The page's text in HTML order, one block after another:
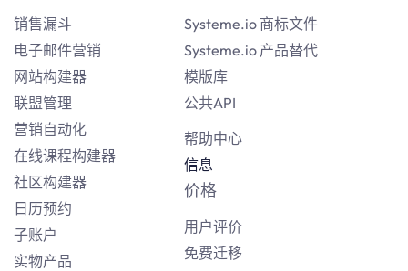
销售漏斗
电子邮件营销
网站构建器
联盟管理
营销自动化
在线课程构建器
社区构建器
日历预约
子账户
实物产品
Systeme.io 商标文件
Systeme.io 产品替代
模版库
公共API
帮助中心
信息
价格
用户评价
免费迁移